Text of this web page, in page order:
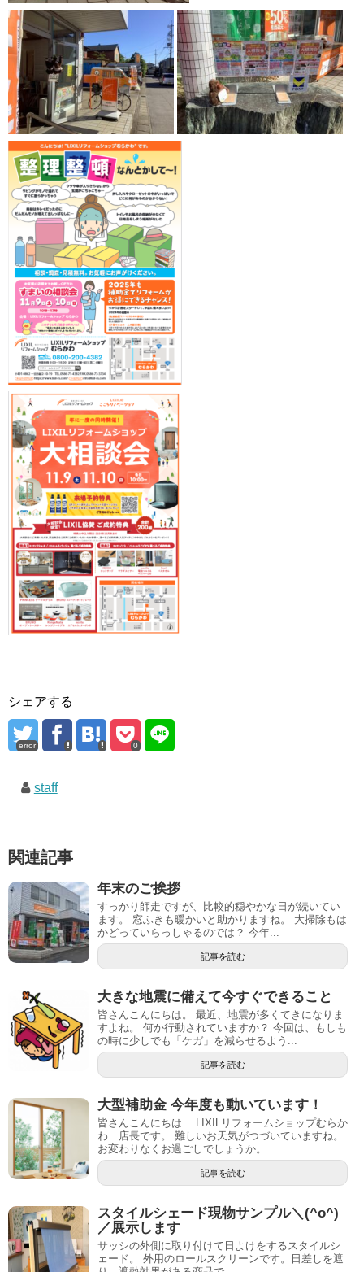
シェアする
error 0
staff
関連記事
年末のご挨拶
すっかり師走ですが、比較的穏やかな日が続いてい
ます。 窓ふきも暖かいと助かりますね。 大掃除もは
かどっていらっしゃるのでは？ 今年...
記事を読む
大きな地震に備えて今すぐできること
皆さんこんにちは。 最近、地震が多くてきになりま
すよね。 何か行動されていますか？ 今回は、もしも
の時に少しでも「ケガ」を減らせるよう...
記事を読む
大型補助金 今年度も動いています！
皆さんこんにちは LIXILリフォームショップむらか
わ 店長です。 難しいお天気がつづいていますね。
お変わりなくお過ごしでしょうか。...
記事を読む
スタイルシェード現物サンプル＼(^o^)
／展示します
サッシの外側に取り付けて日よけをするスタイルシ
ェード。 外用のロールスクリーンです。日差しを遮